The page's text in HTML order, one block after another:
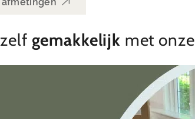
gemakkelijk met onze